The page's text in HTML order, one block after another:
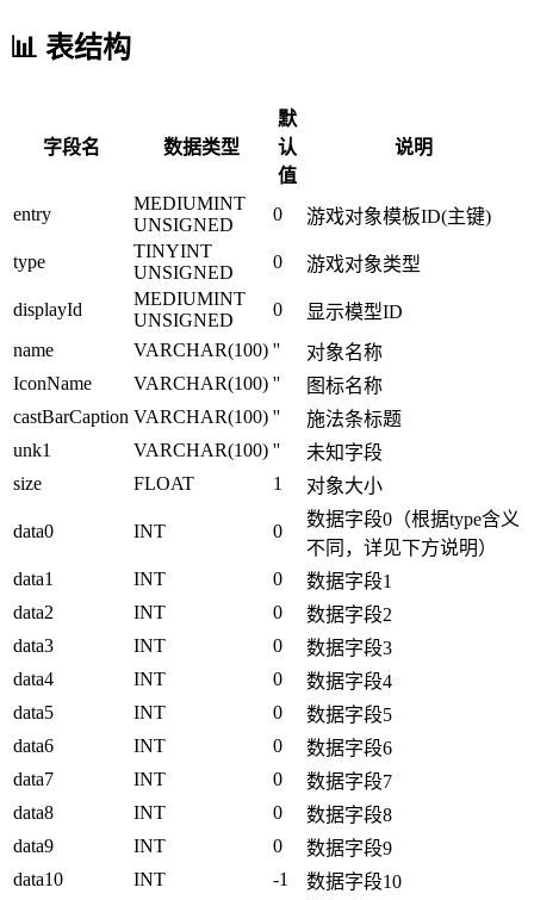
📊 表结构
字段名 数据类型
默
认
值
说明
entry
MEDIUMINT
UNSIGNED
0 游戏对象模板ID(主键)
type
TINYINT
UNSIGNED
0 游戏对象类型
displayId
MEDIUMINT
UNSIGNED
0
显示模型ID
name
VARCHAR(100) ''
对象名称
IconName
VARCHAR(100) ''
图标名称
castBarCaption VARCHAR(100) ''
施法条标题
unk1
VARCHAR(100) ''
未知字段
size
FLOAT 1 对象大小
data0 INT 0
数据字段0（根据type含义
不同，详见下方说明）
data1
INT 0
数据字段1
data2
INT 0
数据字段2
data3
INT 0
数据字段3
data4
INT 0
数据字段4
data5
INT 0
数据字段5
data6
INT 0
数据字段6
data7
INT 0
数据字段7
data8
INT 0
数据字段8
data9
INT 0
数据字段9
data10
INT -1
数据字段10